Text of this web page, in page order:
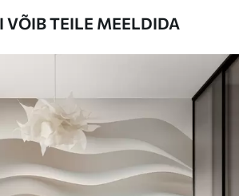
VÕIB TEILE MEELDIDA